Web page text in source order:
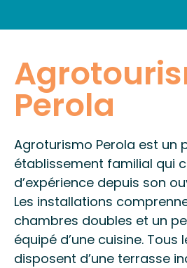
Perola
Agroturismo Perola est un
établissement familial qui
d’expérience depuis son
Les installations
chambres doubles et un
équipé d’une cuisine. Tous
disposent d’une terrasse